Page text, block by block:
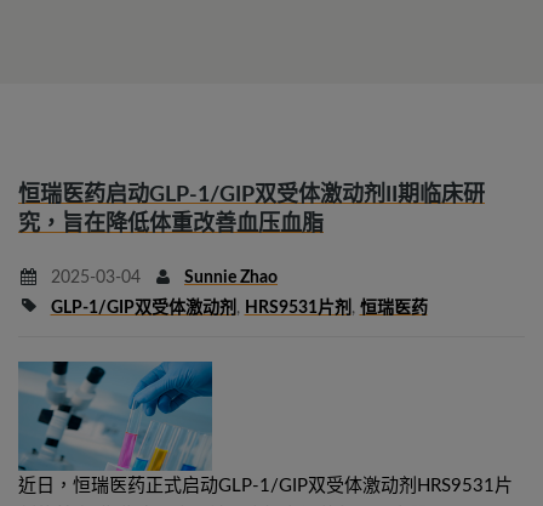
恒瑞医药启动GLP-1/GIP双受体激动剂II期临床研
究，旨在降低体重改善血压血脂
2025-03-04
Sunnie Zhao
GLP-1/GIP双受体激动剂 , HRS9531片剂 , 恒瑞医药
近日，恒瑞医药正式启动GLP-1/GIP双受体激动剂HRS9531片